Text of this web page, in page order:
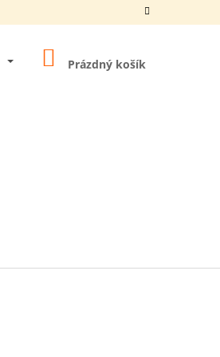
NÁKUPNÍ
KOŠÍK
Prázdný košík